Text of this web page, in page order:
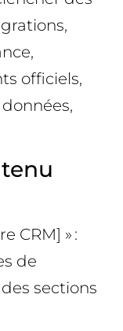
officiels,
CRM] » :
de
sections